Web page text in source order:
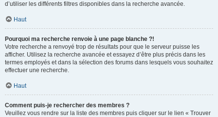
d’utiliser les différents filtres disponibles dans la recherche avancée.
Haut
Pourquoi ma recherche renvoie à une page blanche ?!
Votre recherche a renvoyé trop de résultats pour que le serveur puisse les
afficher. Utilisez la recherche avancée et essayez d’être plus précis dans les
termes employés et dans la sélection des forums dans lesquels vous souhaitez
effectuer une recherche.
Haut
Comment puis-je rechercher des membres ?
Veuillez vous rendre sur la liste des membres puis cliquer sur le lien « Trouver